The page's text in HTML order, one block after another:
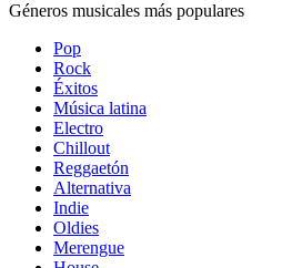
Géneros musicales más populares
Pop
Rock
Éxitos
Música latina
Electro
Chillout
Reggaetón
Alternativa
Indie
Oldies
Merengue